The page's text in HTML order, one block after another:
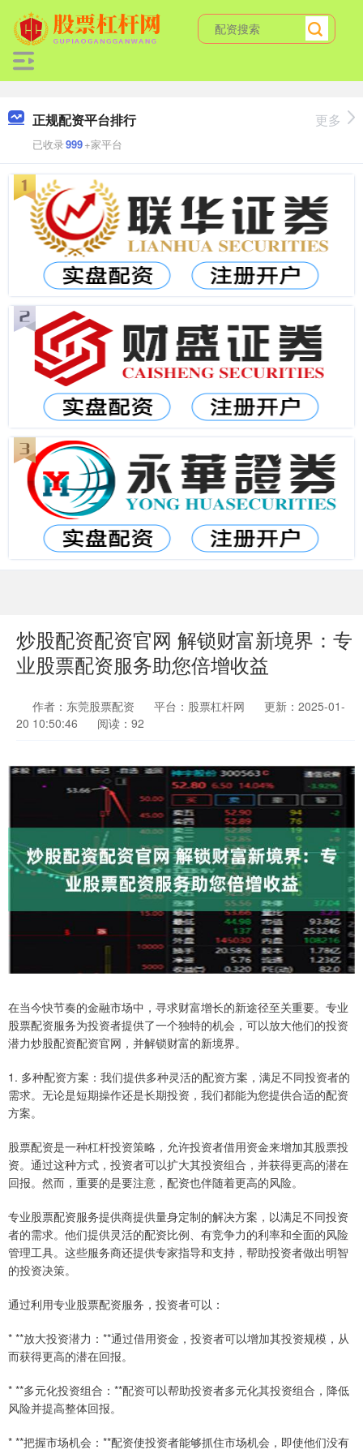
正规配资平台排行
已收录999+家平台
更多
炒股配资配资官网 解锁财富新境界：专
业股票配资服务助您倍增收益
作者：东莞股票配资 平台：股票杠杆网
更新：2025-01-
20 10:50:46
阅读：92
在当今快节奏的金融市场中，寻求财富增长的新途径至关重要。专业
股票配资服务为投资者提供了一个独特的机会，可以放大他们的投资
潜力炒股配资配资官网，并解锁财富的新境界。
1. 多种配资方案：我们提供多种灵活的配资方案，满足不同投资者的
需求。无论是短期操作还是长期投资，我们都能为您提供合适的配资
方案。
股票配资是一种杠杆投资策略，允许投资者借用资金来增加其股票投
资。通过这种方式，投资者可以扩大其投资组合，并获得更高的潜在
回报。然而，重要的是要注意，配资也伴随着更高的风险。
专业股票配资服务提供商提供量身定制的解决方案，以满足不同投资
者的需求。他们提供灵活的配资比例、有竞争力的利率和全面的风险
管理工具。这些服务商还提供专家指导和支持，帮助投资者做出明智
的投资决策。
通过利用专业股票配资服务，投资者可以：
* **放大投资潜力：**通过借用资金，投资者可以增加其投资规模，从
而获得更高的潜在回报。
* **多元化投资组合：**配资可以帮助投资者多元化其投资组合，降低
风险并提高整体回报。
* **把握市场机会：**配资使投资者能够抓住市场机会，即使他们没有